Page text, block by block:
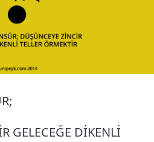
GELECEĞE DİKENLİ